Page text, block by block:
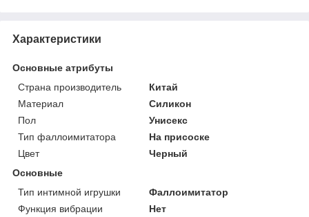
Характеристики
Основные атрибуты
Страна производитель
Китай
Материал
Силикон
Пол
Унисекс
Тип фаллоимитатора
На присоске
Цвет
Черный
Основные
Тип интимной игрушки
Фаллоимитатор
Функция вибрации
Нет